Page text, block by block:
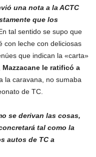
una nota a la ACTC
que los
En tal sentido se supo que
con leche con deliciosas
que indican la «carta»
Mazzacane le ratificó a
la caravana, no sumaba
de TC.
se derivan las cosas,
tal como la
autos de TC a